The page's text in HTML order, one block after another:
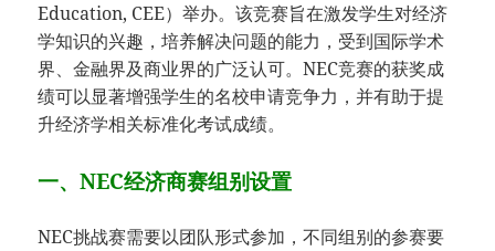
Education, CEE）举办。该竞赛旨在激发学生对经济
学知识的兴趣，培养解决问题的能力，受到国际学术
界、金融界及商业界的广泛认可。NEC竞赛的获奖成
绩可以显著增强学生的名校申请竞争力，并有助于提
升经济学相关标准化考试成绩。
一、NEC经济商赛组别设置
NEC挑战赛需要以团队形式参加，不同组别的参赛要